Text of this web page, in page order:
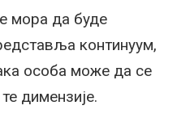
мора да буде
континуум,
особа може да се
димензије.